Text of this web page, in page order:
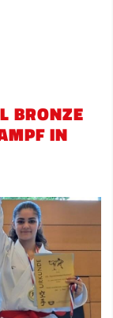
BRONZE
IN